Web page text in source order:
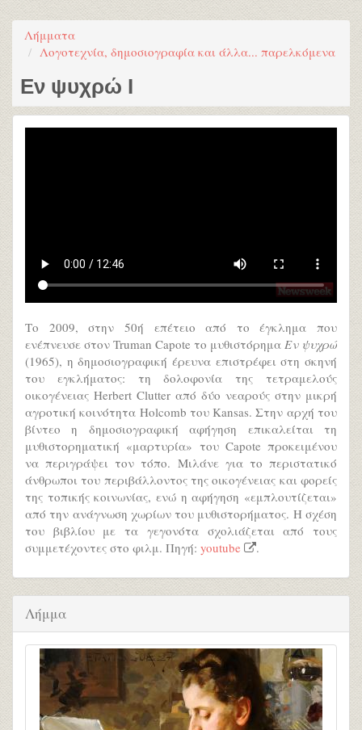
Λήμματα
Λογοτεχνία, δημοσιογραφία και άλλα... παρελκόμενα
Εν ψυχρώ I
Το 2009, στην 50ή επέτειο από το έγκλημα που
ενέπνευσε στον Truman Capote το μυθιστόρημα Εν ψυχρώ
(1965), η δημοσιογραφική έρευνα επιστρέφει στη σκηνή
του εγκλήματος: τη δολοφονία της τετραμελούς
οικογένειας Herbert Clutter από δύο νεαρούς στην μικρή
αγροτική κοινότητα Holcomb του Kansas. Στην αρχή του
βίντεο η δημοσιογραφική αφήγηση επικαλείται τη
μυθιστορηματική «μαρτυρία» του Capote προκειμένου
να περιγράψει τον τόπο. Μιλάνε για το περιστατικό
άνθρωποι του περιβάλλοντος της οικογένειας και φορείς
της τοπικής κοινωνίας, ενώ η αφήγηση «εμπλουτίζεται»
από την ανάγνωση χωρίων του μυθιστορήματος. Η σχέση
του βιβλίου με τα γεγονότα σχολιάζεται από τους
συμμετέχοντες στο φιλμ. Πηγή: youtube .
Λήμμα